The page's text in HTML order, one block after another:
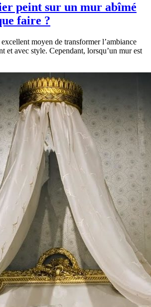
peint sur un mur abîmé
faire ?
moyen de transformer l’ambiance
et avec style. Cependant, lorsqu’un mur est